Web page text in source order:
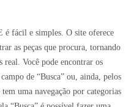
fácil e simples. O site oferece
as peças que procura, tornando
real. Você pode encontrar os
de “Busca” ou, ainda, pelos
uma navegação por categorias